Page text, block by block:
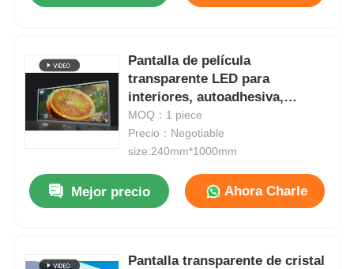
Pantalla de película
transparente LED para
interiores, autoadhesiva,
flexible P10, para publicidad en
vidrio
MOQ：1 piece
Precio：Negotiable
size:240mm*1000mm
Mejor precio Ahora Charle
Pantalla transparente de cristal